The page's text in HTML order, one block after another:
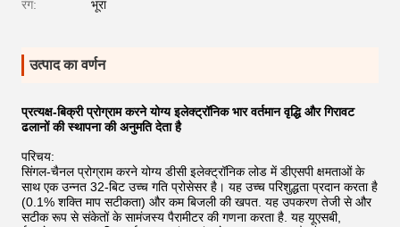
रंग: भूरा
उत्पाद का वर्णन
प्रत्यक्ष-बिक्री प्रोग्राम करने योग्य इलेक्ट्रॉनिक भार वर्तमान वृद्धि और गिरावट
ढलानों की स्थापना की अनुमति देता है
परिचय:
सिंगल-चैनल प्रोग्राम करने योग्य डीसी इलेक्ट्रॉनिक लोड में डीएसपी क्षमताओं के
साथ एक उन्नत 32-बिट उच्च गति प्रोसेसर है। यह उच्च परिशुद्धता प्रदान करता है
(0.1% शक्ति माप सटीकता) और कम बिजली की खपत. यह उपकरण तेजी से और
सटीक रूप से संकेतों के सामंजस्य पैरामीटर की गणना करता है. यह यूएसबी,